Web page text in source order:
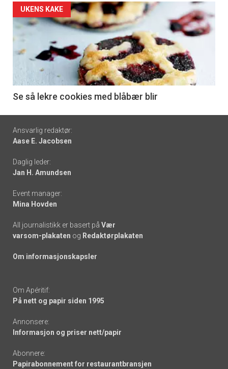
Forsiden
akkurat
nå
6
UKENS KAKE
Se så lekre cookies med blåbær blir
Footer
-
links
Ansvarlig redaktør:
Aase E. Jacobsen
Daglig leder:
Jan H. Amundsen
Event manager:
Mina Hovden
All journalistikk er basert på Vær
varsom-plakaten og Redaktørplakaten
Om informasjonskapsler
Om Apéritif:
På nett og papir siden 1995
Annonsere:
Informasjon og priser nett/papir
Abonnere:
Papirabonnement for restaurantbransjen